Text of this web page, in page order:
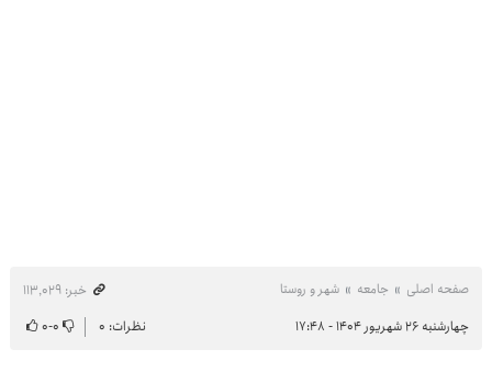
صفحه اصلی جامعه شهر و روستا
خبر: ۱۱۳٬۰۲۹
چهارشنبه ۲۶ شهریور ۱۴۰۴ - ۱۷:۴۸
نظرات: ۰ ۰-۰